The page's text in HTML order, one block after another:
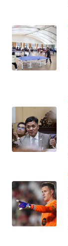
WN
SUMEDANG
WN
CIANJUR
KEPULAUAN
SERIBU
WN
WN
BINJAI
WN